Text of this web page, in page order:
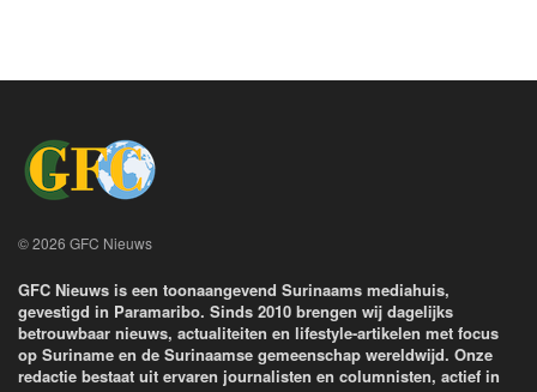
© 2026 GFC Nieuws
GFC Nieuws is een toonaangevend Surinaams mediahuis,
gevestigd in Paramaribo. Sinds 2010 brengen wij dagelijks
betrouwbaar nieuws, actualiteiten en lifestyle-artikelen met focus
op Suriname en de Surinaamse gemeenschap wereldwijd. Onze
redactie bestaat uit ervaren journalisten en columnisten, actief in